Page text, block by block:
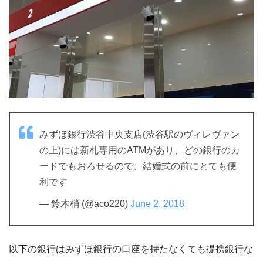
みずほ銀行渋谷中央支店(渋谷駅のヴィレヴァン
の上)には新札専用のATMがあり、どの銀行のカ
ードでもおろせるので、結婚式の前にとても便
利です
— 鈴木梢 (@aco220) June 2, 2018
以下の銀行はみずほ銀行の口座を持たなくても提携銀行な